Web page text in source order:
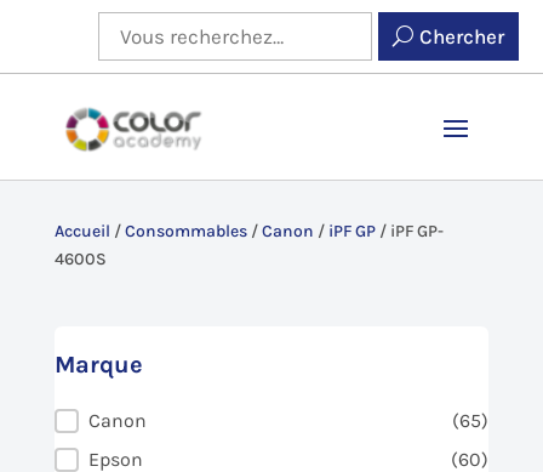
Chercher
Accueil /Consommables/Canon / iPF GP/ iPF GP-
4600S
Marque
Marque
Canon
(65)
Epson
(60)